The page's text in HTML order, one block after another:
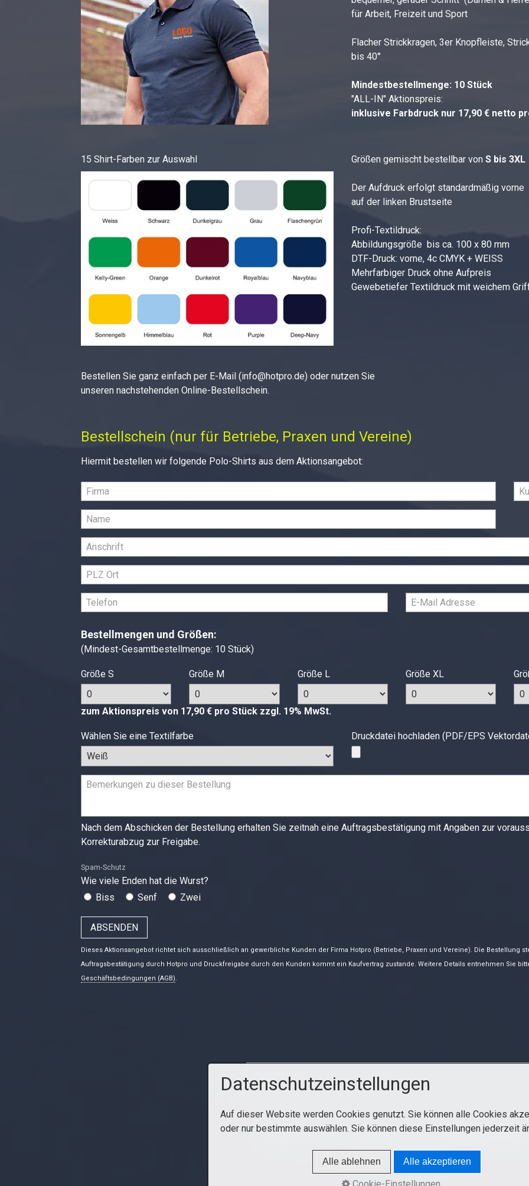
für Arbeit, Freizeit und Sport
Flacher Strickkragen, 3er Knopfleiste,
bis 40°
Mindestbestellmenge: 10 Stück
"ALL-IN" Aktionspreis:
inklusive Farbdruck nur 17,90 € netto
15 Shirt-Farben zur Auswahl Größen gemischt bestellbar vonS bis 3XL
Der Aufdruck erfolgt standardmäßig vorne
auf der linken Brustseite
Profi-Textildruck:
Abbildungsgröße bis ca. 100 x 80 mm
DTF-Druck: vorne, 4c CMYK + WEISS
Mehrfarbiger Druck ohne Aufpreis
Gewebetiefer Textildruck mit weichem
Bestellen Sie ganz einfach per E-Mail (info@hotpro.de) oder nutzen Sie
unseren nachstehenden Online-Bestellschein.
Bestellschein (nur für Betriebe, Praxen und Vereine)
Hiermit bestellen wir folgende Polo-Shirts aus dem Aktionsangebot:
Bestellmengen und Größen:
(Mindest-Gesamtbestellmenge: 10 Stück)
Größe S Größe M Größe L Größe XL
zum Aktionspreis von 17,90 € pro Stück zzgl. 19% MwSt.
Wählen Sie eine Textilfarbe Druckdatei hochladen (PDF/EPS
Nach dem Abschicken der Bestellung erhalten Sie zeitnah eine Auftragsbestätigung mit Angaben zur
Korrekturabzug zur Freigabe.
Spam-Schutz
Wie viele Enden hat die Wurst?
Biss
Senf Zwei
Dieses Aktionsangebot richtet sich ausschließlich an gewerbliche Kunden der Firma Hotpro (Betriebe, Praxen und Vereine). Die Bestellung
Auftragsbestätigung durch Hotpro und Druckfreigabe durch den Kunden kommt ein Kaufvertrag zustande. Weitere Details entnehmen Sie
Geschäftsbedingungen (AGB).
Startseite Kontakt Impressum AGB Datenschutzerklärung
© 2010-2026 Hotpro
Datenschutzeinstellungen
Auf dieser Website werden Cookies genutzt. Sie können alle Cookies
oder nur bestimmte auswählen. Sie können diese Einstellungen jederzeit
Alle ablehnen Alle akzeptieren